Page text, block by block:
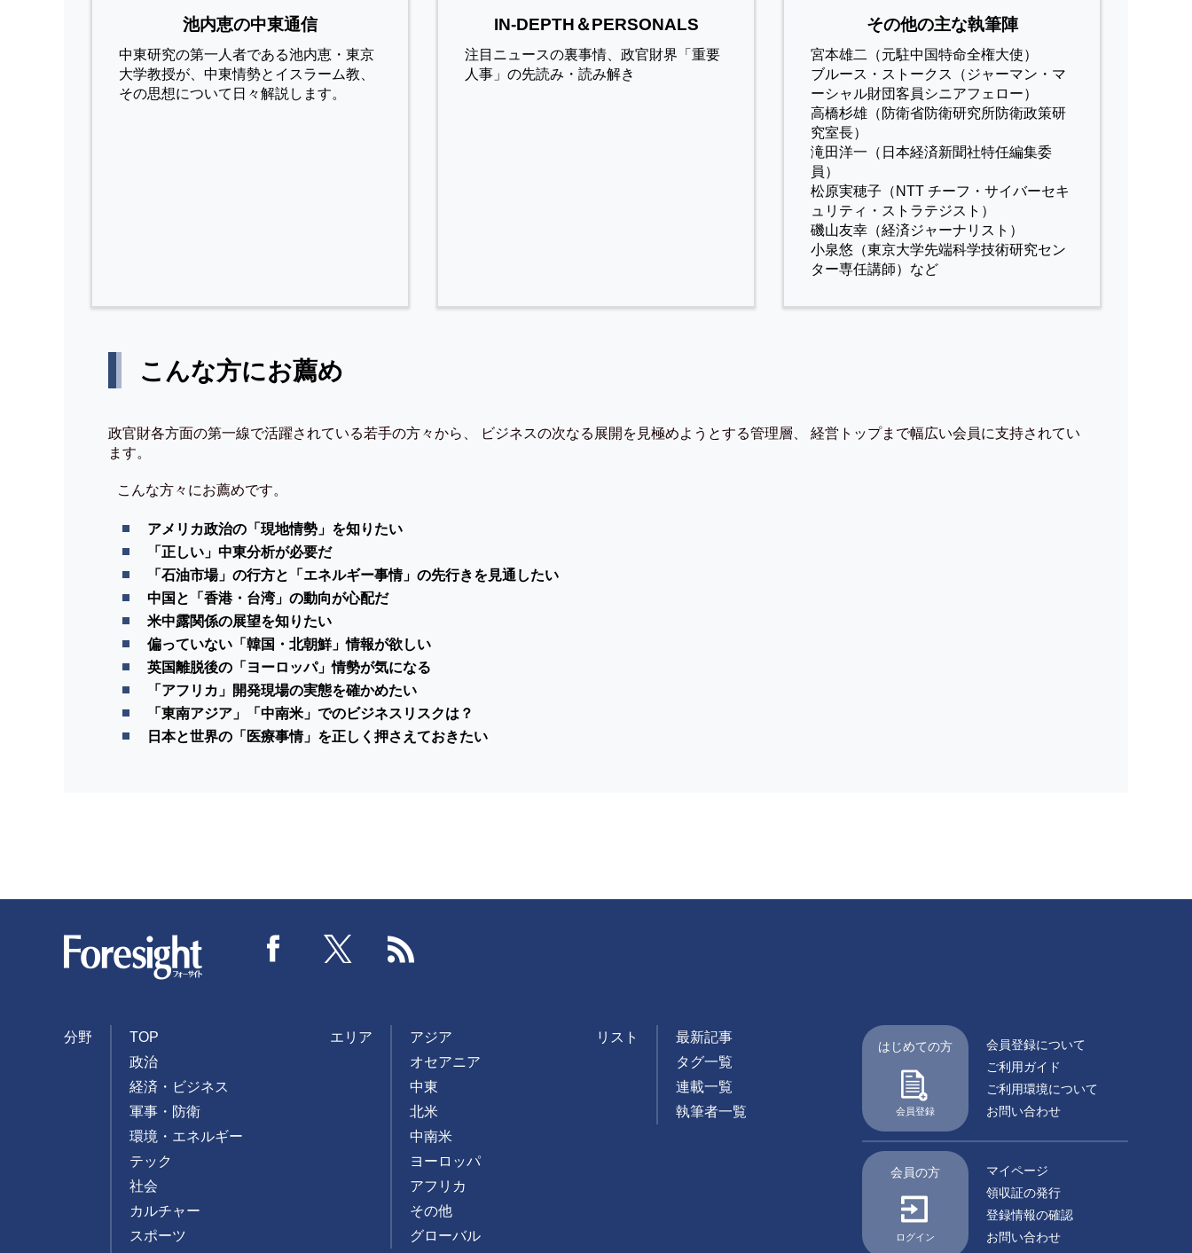
池内恵の中東通信
中東研究の第⼀⼈者である池内恵・東京
⼤学教授が、中東情勢とイスラーム教、
その思想について⽇々解説します。
IN-DEPTH＆PERSONALS
注目ニュースの裏事情、政官財界「重要
人事」の先読み・読み解き
その他の主な執筆陣
宮本雄二（元駐中国特命全権大使）
ブルース・ストークス（ジャーマン・マ
ーシャル財団客員シニアフェロー）
高橋杉雄（防衛省防衛研究所防衛政策研
究室長）
滝田洋一（日本経済新聞社特任編集委
員）
松原実穂子（NTT チーフ・サイバーセキ
ュリティ・ストラテジスト）
磯山友幸（経済ジャーナリスト）
小泉悠（東京大学先端科学技術研究セン
ター専任講師）など
こんな方にお薦め
政官財各方面の第一線で活躍されている若手の方々から、 ビジネスの次なる展開を見極めようとする管理層、 経営トップまで幅広い会員に支持されてい
ます。
こんな方々にお薦めです。
アメリカ政治の「現地情勢」を知りたい
「正しい」中東分析が必要だ
「石油市場」の行方と「エネルギー事情」の先行きを見通したい
中国と「香港・台湾」の動向が心配だ
米中露関係の展望を知りたい
偏っていない「韓国・北朝鮮」情報が欲しい
英国離脱後の「ヨーロッパ」情勢が気になる
「アフリカ」開発現場の実態を確かめたい
「東南アジア」「中南米」でのビジネスリスクは？
日本と世界の「医療事情」を正しく押さえておきたい
Facebook Twitter
分野
TOP
政治
経済・ビジネス
軍事・防衛
環境・エネルギー
テック
社会
カルチャー
スポーツ
エリア
アジア
オセアニア
中東
北米
中南米
ヨーロッパ
アフリカ
その他
グローバル
リスト
最新記事
タグ一覧
連載一覧
執筆者一覧
はじめての方
会員登録
会員登録について
ご利用ガイド
ご利用環境について
お問い合わせ
会員の方
ログイン
マイページ
領収証の発行
登録情報の確認
お問い合わせ